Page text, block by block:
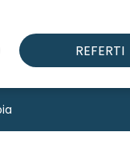
REFERTI